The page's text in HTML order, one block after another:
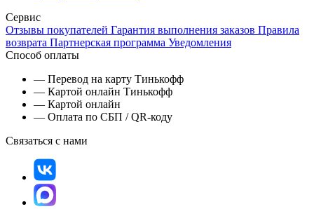
Сервис
Отзывы покупателей Гарантия выполнения заказов Правила
возврата Партнерская программа Уведомления
Способ оплаты
— Перевод на карту Тинькофф
— Картой онлайн Тинькофф
— Картой онлайн
— Оплата по СБП / QR-коду
Связаться с нами